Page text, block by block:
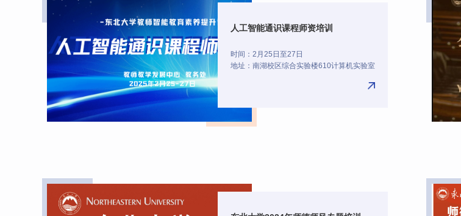
人工智能通识课程师资培训
时间：2月25日至27日
地址：南湖校区综合实验楼610计算机实验室